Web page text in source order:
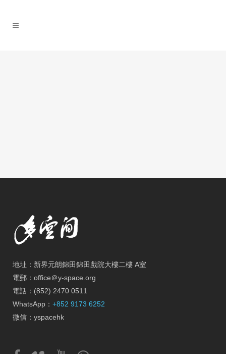
地址：新界元朗錦田錦田戲院大樓二樓 A室
電郵：office＠y-space.org
電話：(852) 2470 0511
WhatsApp： +852 9173 6252
微信：yspacehk